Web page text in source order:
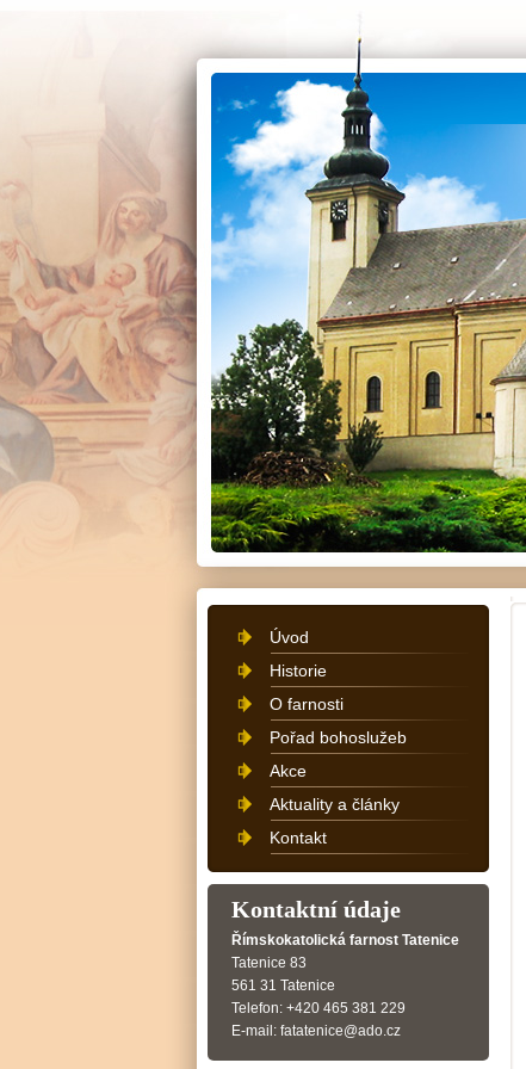
Úvod
Historie
O farnosti
Pořad bohoslužeb
Akce
Aktuality a články
Kontakt
Kontaktní údaje
Římskokatolická farnost Tatenice
Tatenice 83
561 31 Tatenice
Telefon: +420 465 381 229
E-mail: fatatenice@ado.cz